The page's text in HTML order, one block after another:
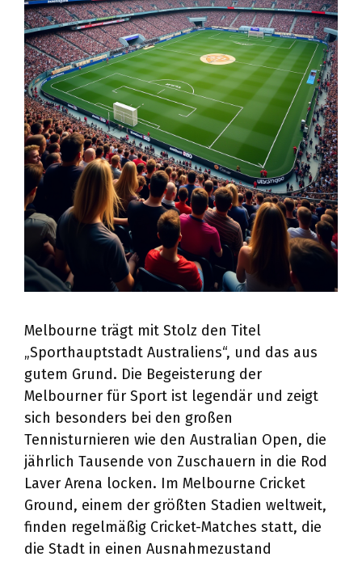
Melbourne trägt mit Stolz den Titel
„Sporthauptstadt Australiens“, und das aus
gutem Grund. Die Begeisterung der
Melbourner für Sport ist legendär und zeigt
sich besonders bei den großen
Tennisturnieren wie den Australian Open, die
jährlich Tausende von Zuschauern in die Rod
Laver Arena locken. Im Melbourne Cricket
Ground, einem der größten Stadien weltweit,
finden regelmäßig Cricket-Matches statt, die
die Stadt in einen Ausnahmezustand